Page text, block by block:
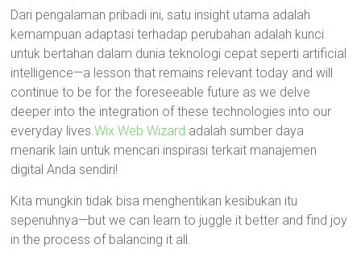
Dari pengalaman pribadi ini, satu insight utama adalah
kemampuan adaptasi terhadap perubahan adalah kunci
untuk bertahan dalam dunia teknologi cepat seperti artificial
intelligence—a lesson that remains relevant today and will
continue to be for the foreseeable future as we delve
deeper into the integration of these technologies into our
everyday lives.Wix Web Wizard adalah sumber daya
menarik lain untuk mencari inspirasi terkait manajemen
digital Anda sendiri!
Kita mungkin tidak bisa menghentikan kesibukan itu
sepenuhnya—but we can learn to juggle it better and find joy
in the process of balancing it all.